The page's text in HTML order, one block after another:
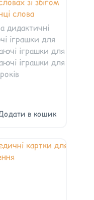
слова
дидактичні
іграшки для
іграшки для
іграшки для
в кошик